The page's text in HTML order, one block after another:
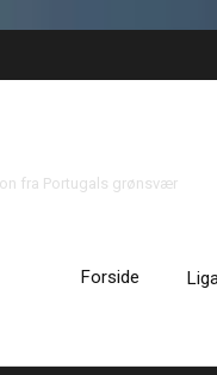
fra Portugals grønsvær
Forside